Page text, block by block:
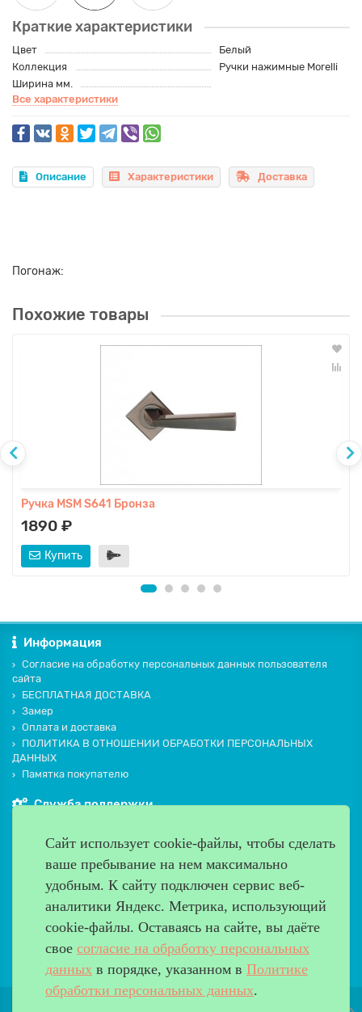
Краткие характеристики
Цвет
Белый
Коллекция
Ручки нажимные Morelli
Ширина мм.
Все характеристики
Описание Характеристики Доставка
Погонаж:
Похожие товары
Ручка MSM S641 Бронза
1890 ₽
Купить
Информация
Согласие на обработку персональных данных пользователя
сайта
БЕСПЛАТНАЯ ДОСТАВКА
Замер
Оплата и доставка
ПОЛИТИКА В ОТНОШЕНИИ ОБРАБОТКИ ПЕРСОНАЛЬНЫХ
ДАННЫХ
Памятка покупателю
Служба поддержки
Производители
Дополнительно
Наш адрес
Работаем с 9:00 до 20:00
8 (499) 685-33-26
Сайт использует cookie-файлы, чтобы сделать
ваше пребывание на нем максимально
удобным. К cайту подключен сервис веб-
аналитики Яндекс. Метрика, использующий
cookie-файлы. Оставаясь на сайте, вы даёте
свое согласие на обработку персональных
данных в порядке, указанном в Политике
обработки персональных данных.